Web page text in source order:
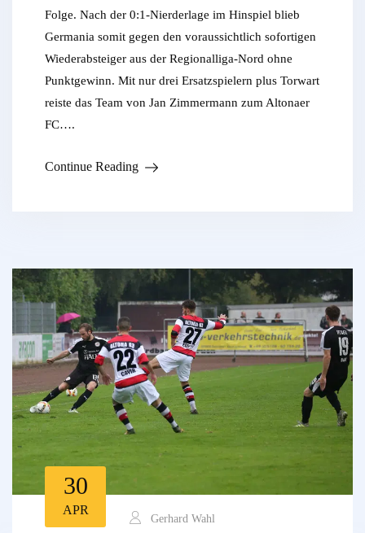
Folge. Nach der 0:1-Nierderlage im Hinspiel blieb
Germania somit gegen den voraussichtlich sofortigen
Wiederabsteiger aus der Regionalliga-Nord ohne
Punktgewinn. Mit nur drei Ersatzspielern plus Torwart
reiste das Team von Jan Zimmermann zum Altonaer
FC….
Continue Reading
30
APR
Gerhard Wahl